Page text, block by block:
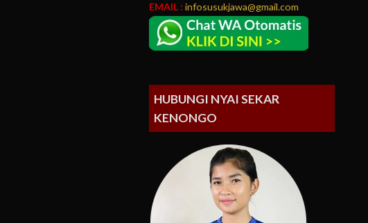
EMAIL : infosusukjawa@gmail.com
HUBUNGI NYAI SEKAR
KENONGO